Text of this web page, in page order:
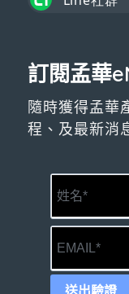
訂閱孟華
隨時獲得孟華
程、及最新消
送出驗證